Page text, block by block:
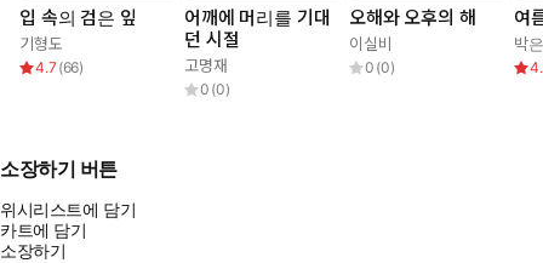
입 속의 검은 잎
기형도
4.7 (66)
어깨에 머리를 기대
던 시절
고명재
0 (0)
오해와 오후의 해
이실비
0 (0)
여
박
소장하기 버튼
위시리스트에 담기
카트에 담기
소장하기